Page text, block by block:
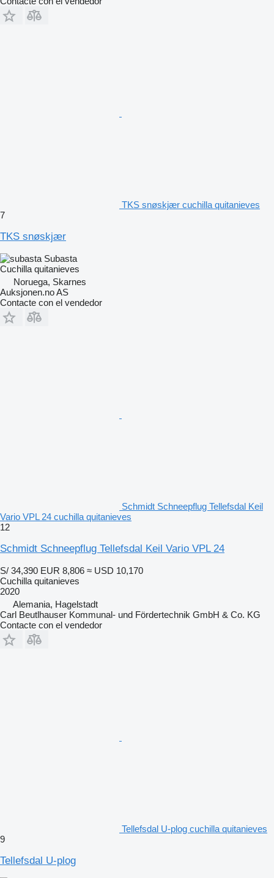
TKS snøskjær cuchilla quitanieves
7
TKS snøskjær
Subasta
Cuchilla quitanieves
Noruega, Skarnes
Auksjonen.no AS
Contacte con el vendedor
Schmidt Schneepflug Tellefsdal Keil
Vario VPL 24 cuchilla quitanieves
12
Schmidt Schneepflug Tellefsdal Keil Vario VPL 24
S/ 34,390 EUR 8,806 ≈ USD 10,170
Cuchilla quitanieves
2020
Alemania, Hagelstadt
Carl Beutlhauser Kommunal- und Fördertechnik GmbH & Co. KG
Contacte con el vendedor
Tellefsdal U-plog cuchilla quitanieves
9
Tellefsdal U-plog